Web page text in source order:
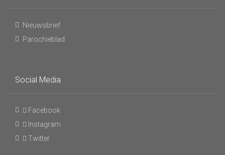
Nieuwsbrief
Parochieblad
Social Media
Facebook
Instagram
Twitter